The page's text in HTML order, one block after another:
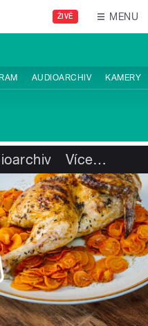
ŽIVĚ MENU
AUDIOARCHIV KAMERY
Více…